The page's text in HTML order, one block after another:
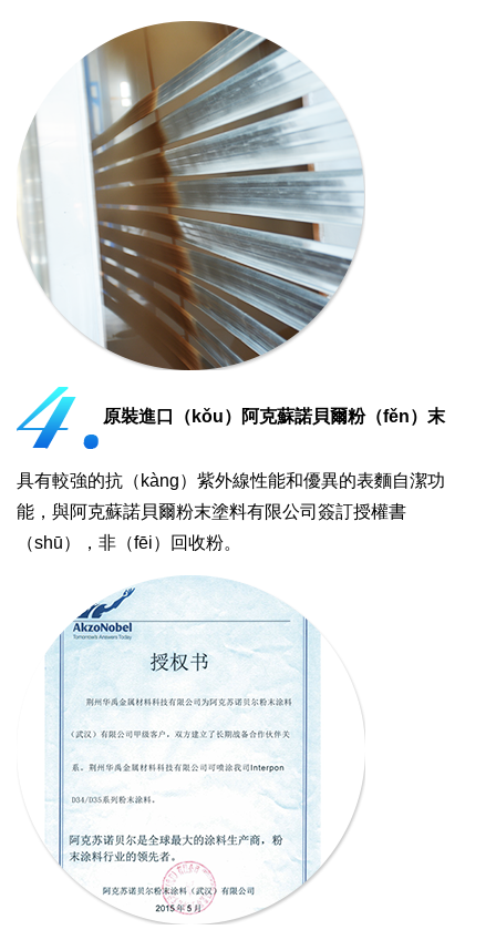
原裝進口（kǒu）阿克蘇諾貝爾粉（fěn）末
具有較強的抗（kàng）紫外線性能和優異的表麵自潔功
能，與阿克蘇諾貝爾粉末塗料有限公司簽訂授權書
（shū），非（fēi）回收粉。